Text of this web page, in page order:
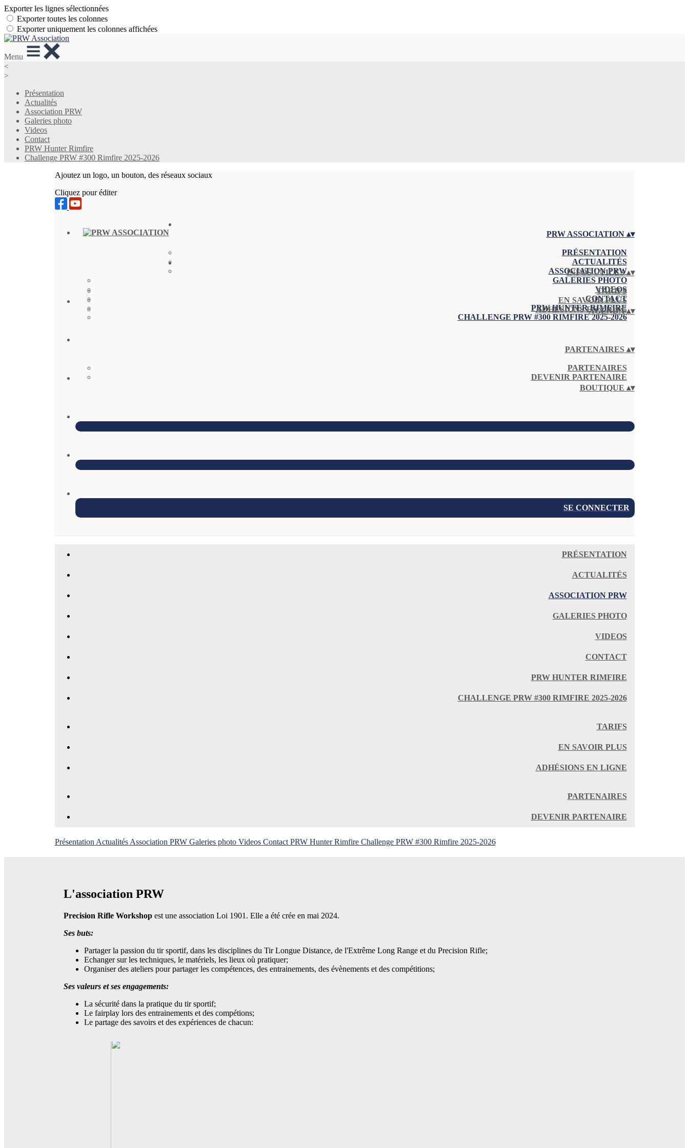
Exporter les lignes sélectionnées
Exporter toutes les colonnes
Exporter uniquement les colonnes affichées
Menu
<
>
Présentation
Actualités
Association PRW
Galeries photo
Videos
Contact
PRW Hunter Rimfire
Challenge PRW #300 Rimfire 2025-2026
Ajoutez un logo, un bouton, des réseaux sociaux
Cliquez pour éditer
PRW ASSOCIATION ▴▾
PRÉSENTATION
ACTUALITÉS
ASSOCIATION PRW
GALERIES PHOTO
VIDEOS
CONTACT
PRW HUNTER RIMFIRE
CHALLENGE PRW #300 RIMFIRE 2025-2026
INFOS UTILES▴▾
TARIFS
EN SAVOIR PLUS
ADHÉSIONS EN LIGNE
AGENDA▴▾
PARTENAIRES ▴▾
PARTENAIRES
DEVENIR PARTENAIRE
BOUTIQUE ▴▾
SE CONNECTER
PRÉSENTATION
ACTUALITÉS
ASSOCIATION PRW
GALERIES PHOTO
VIDEOS
CONTACT
PRW HUNTER RIMFIRE
CHALLENGE PRW #300 RIMFIRE 2025-2026
TARIFS
EN SAVOIR PLUS
ADHÉSIONS EN LIGNE
PARTENAIRES
DEVENIR PARTENAIRE
Présentation Actualités Association PRW Galeries photo Videos Contact PRW Hunter Rimfire Challenge PRW #300 Rimfire 2025-2026
L'association PRW
Precision Rifle Workshop est une association Loi 1901. Elle a été crée en mai 2024.
Ses buts:
Partager la passion du tir sportif, dans les disciplines du Tir Longue Distance, de l'Extrême Long Range et du Precision Rifle;
Echanger sur les techniques, le matériels, les lieux où pratiquer;
Organiser des ateliers pour partager les compétences, des entrainements, des évènements et des compétitions;
Ses valeurs et ses engagements:
La sécurité dans la pratique du tir sportif;
Le fairplay lors des entrainements et des compétions;
Le partage des savoirs et des expériences de chacun: